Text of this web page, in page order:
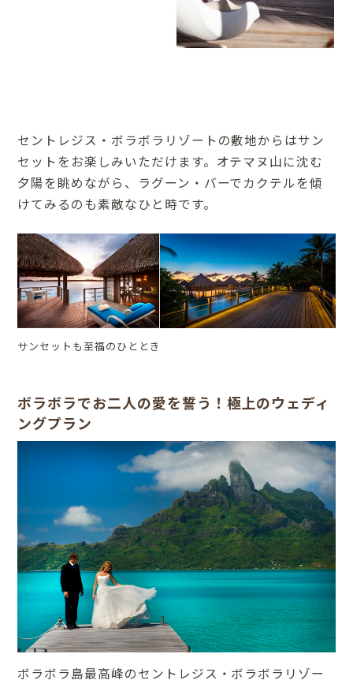
セントレジス・ボラボラリゾートの敷地からはサン
セットをお楽しみいただけます。オテマヌ山に沈む
夕陽を眺めながら、ラグーン・バーでカクテルを傾
けてみるのも素敵なひと時です。
サンセットも至福のひととき
ボラボラでお二人の愛を誓う！極上のウェディ
ングプラン
ボラボラ島最高峰のセントレジス・ボラボラリゾー